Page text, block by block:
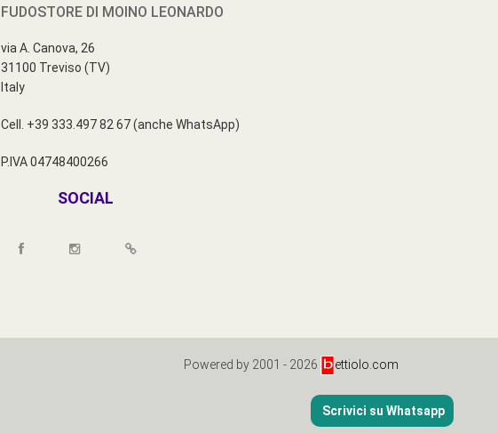
Scrivici su Whatsapp
FUDOSTORE DI MOINO LEONARDO
via A. Canova, 26
31100 Treviso (TV)
Italy
Cell. +39 333.497 82 67 (anche WhatsApp)
P.IVA 04748400266
SOCIAL
Powered by 2001 - 2026 ettiolo.com